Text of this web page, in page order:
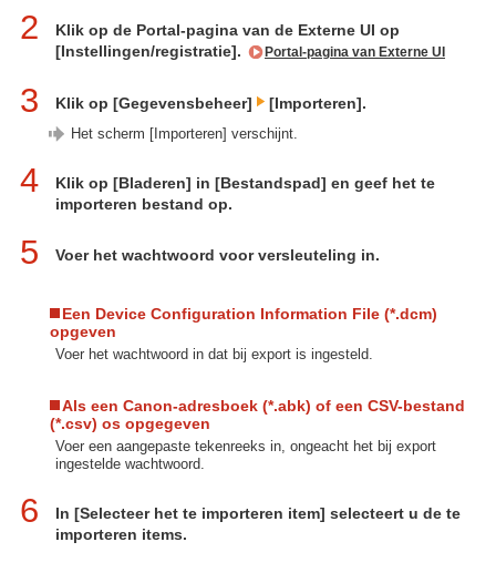
2
Klik op de Portal-pagina van de Externe UI op
[Instellingen/registratie].
Portal-pagina van Externe UI
3 Klik op [Gegevensbeheer] [Importeren].
Het scherm [Importeren] verschijnt.
4
Klik op [Bladeren] in [Bestandspad] en geef het te
importeren bestand op.
5 Voer het wachtwoord voor versleuteling in.
Een Device Configuration Information File (*.dcm)
opgeven
Voer het wachtwoord in dat bij export is ingesteld.
Als een Canon-adresboek (*.abk) of een CSV-bestand
(*.csv) os opgegeven
Voer een aangepaste tekenreeks in, ongeacht het bij export
ingestelde wachtwoord.
6
In [Selecteer het te importeren item] selecteert u de te
importeren items.